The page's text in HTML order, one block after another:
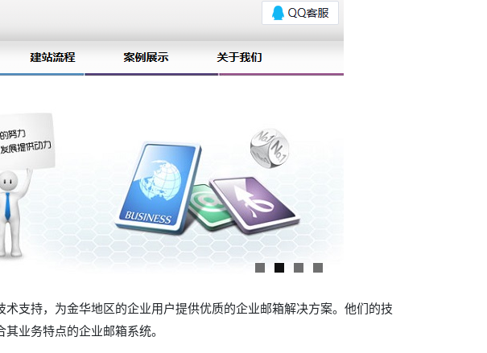
支持，为金华地区的企业用户提供优质的企业邮箱解决方案。他们的技
业务特点的企业邮箱系统。